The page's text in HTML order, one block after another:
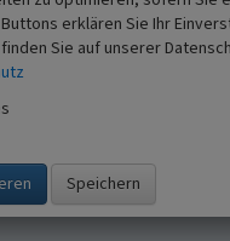
(2000) Jüdisches
Teil II:
zu den Bau- und
im Rheinland 34.2.) S. 47-
Beginn des 21.
der Rheinlande, VIII.8.)
erklären Sie Ihr
Sie auf unserer